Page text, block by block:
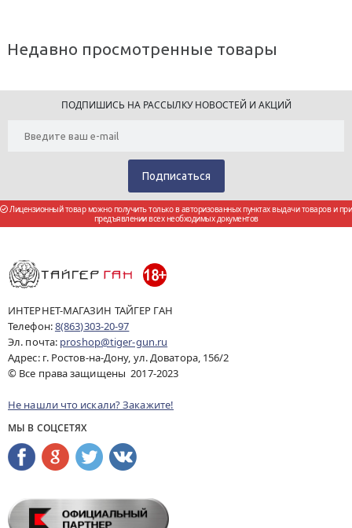
Недавно просмотренные товары
ПОДПИШИСЬ НА РАССЫЛКУ НОВОСТЕЙ И АКЦИЙ
Лицензионный товар можно получить только в авторизованных пунктах выдачи товаров и при
предъявлении всех необходимых документов
ИНТЕРНЕТ-МАГАЗИН ТАЙГЕР ГАН
Телефон:8(863)303-20-97
Эл. почта: proshop@tiger-gun.ru
Адрес: г. Ростов-на-Дону, ул. Доватора, 156/2
© Все права защищены 2017-2023
Не нашли что искали? Закажите!
МЫ В СОЦСЕТЯХ